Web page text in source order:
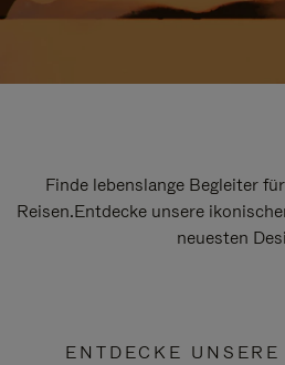
Finde lebenslange Begleiter
Reisen.Entdecke unsere
neuesten
ENTDECKE